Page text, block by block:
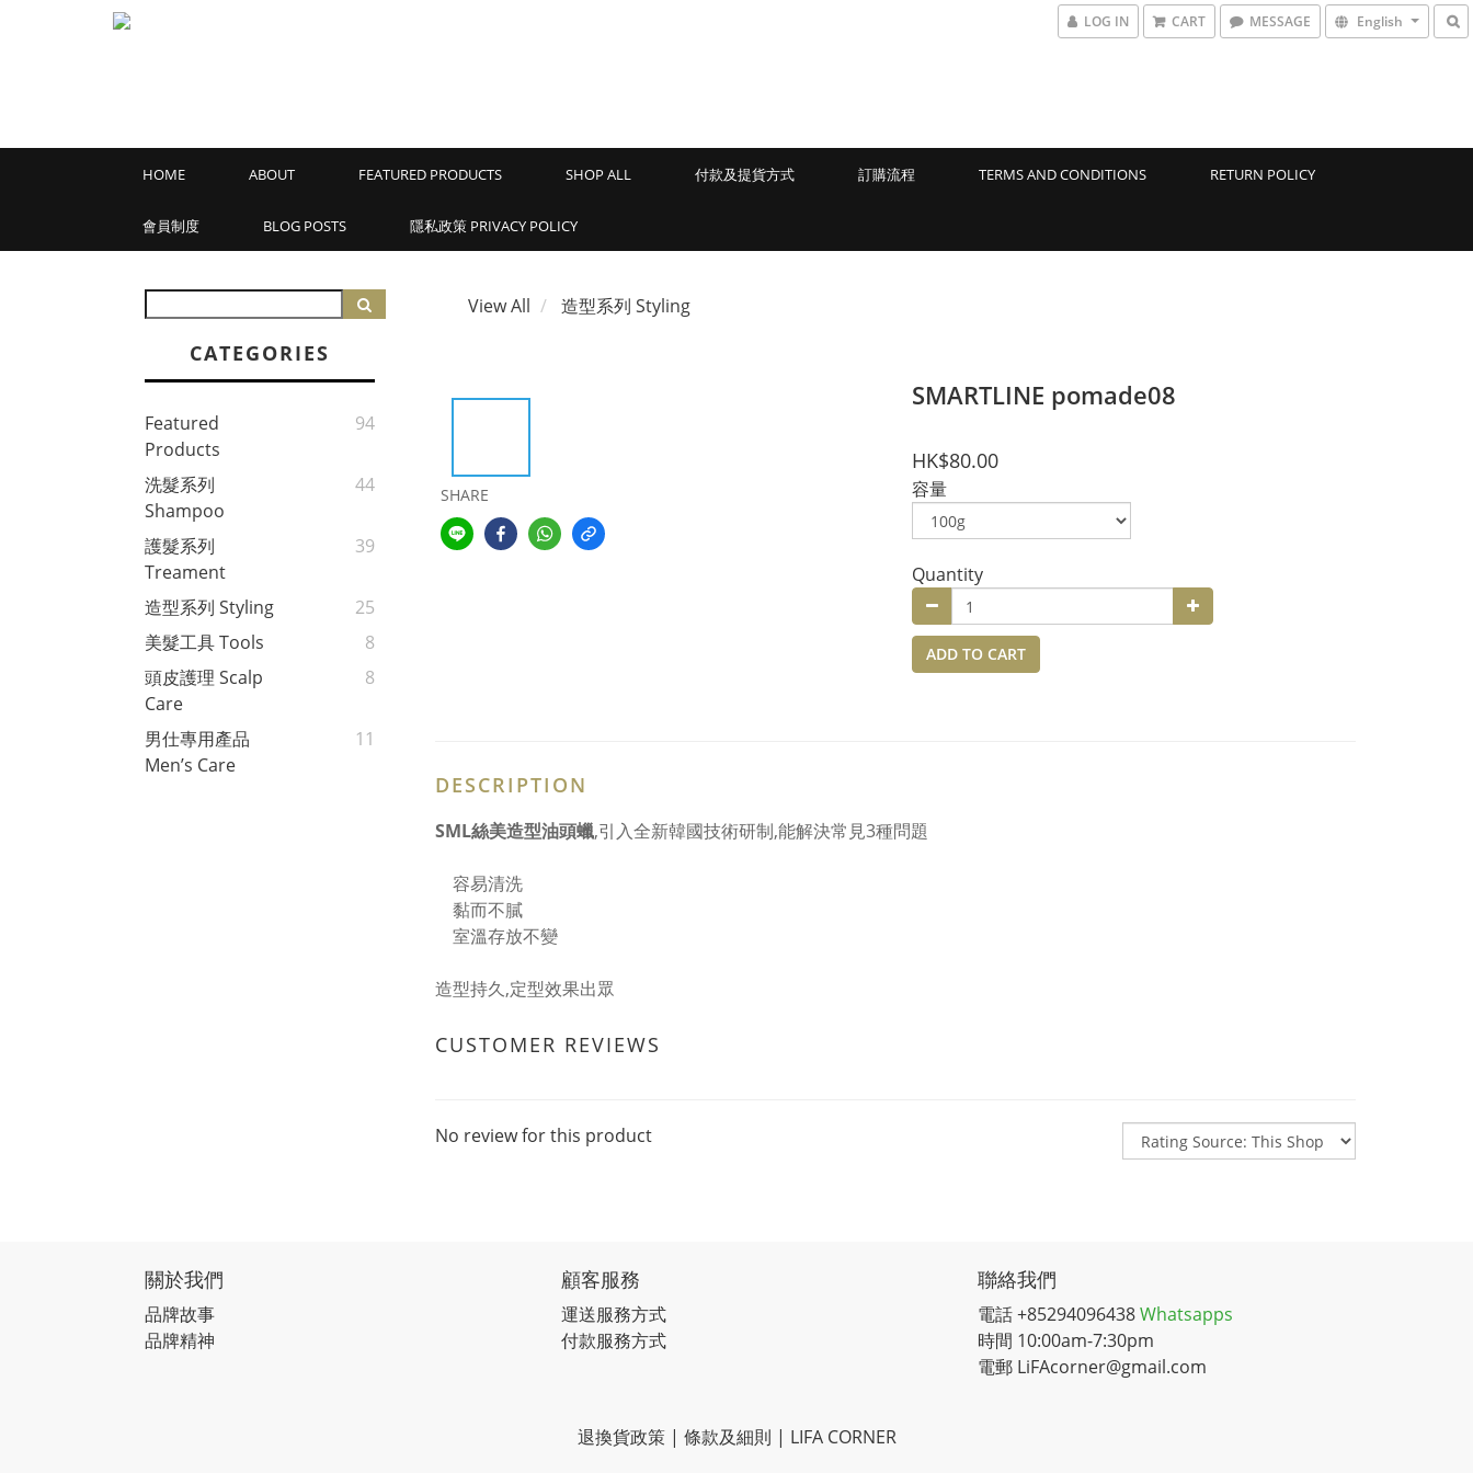
LOG IN CART MESSAGE English
HOME ABOUT FEATURED PRODUCTS SHOP ALL 付款及提貨方式 訂購流程 TERMS AND CONDITIONS RETURN POLICY
會員制度 BLOG POSTS 隱私政策 PRIVACY POLICY
CATEGORIES
Featured
Products
94
洗髮系列
Shampoo
44
護髮系列
Treament
39
造型系列 Styling
25
美髮工具 Tools
8
頭皮護理 Scalp
Care
8
男仕專用產品
Men’s Care
11
View All 造型系列 Styling
SHARE
SMARTLINE pomade08
HK$80.00
容量
Quantity
ADD TO CART
DESCRIPTION
SML絲美造型油頭蠟,引入全新韓國技術研制,能解決常見3種問題
容易清洗
黏而不膩
室溫存放不變
造型持久,定型效果出眾
CUSTOMER REVIEWS
No review for this product
關於我們
品牌故事
品牌精神
顧客服務
運送服務方式
付款服務方式
聯絡我們
電話 +85294096438Whatsapps
時間 10:00am-7:30pm
電郵 LiFAcorner@gmail.com
退換貨政策 | 條款及細則 | LIFA CORNER